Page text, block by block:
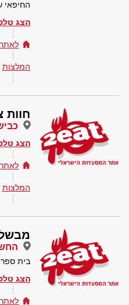
החיפאי
הצג
לאתר
המלצות
חוות
כביש 204,
הצג
לאתר
המלצות
בית
הצג
לאתר